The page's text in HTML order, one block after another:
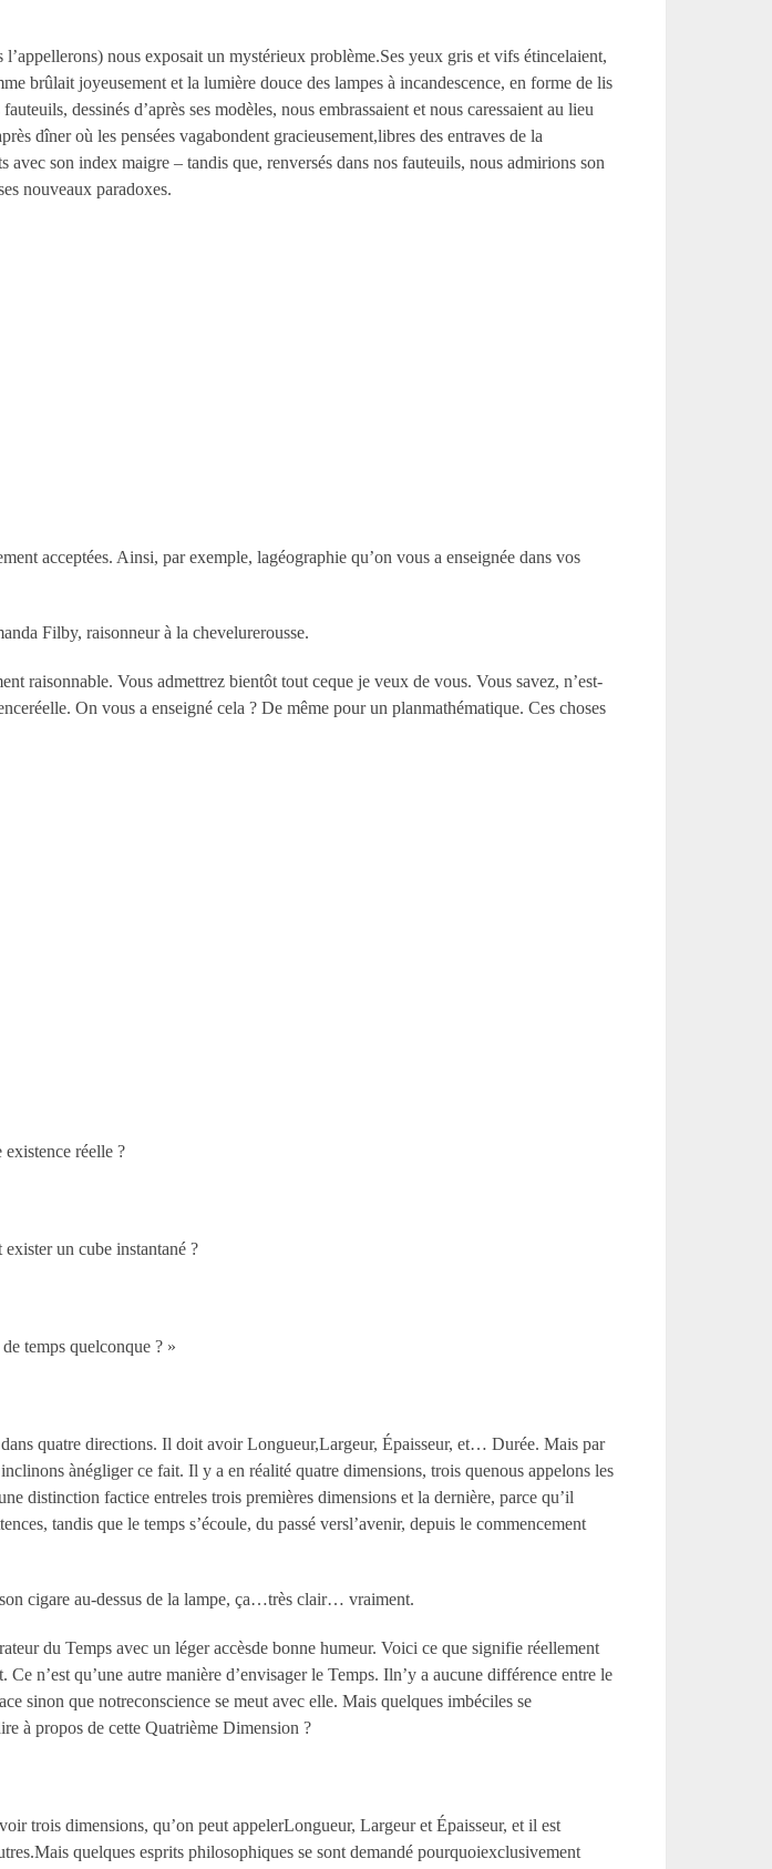
nous exposait un mystérieux problème.Ses yeux gris et vifs étincelaient,
brûlait joyeusement et la lumière douce des lampes à incandescence, en forme de lis
dessinés d’après ses modèles, nous embrassaient et nous caressaient au lieu
dîner où les pensées vagabondent gracieusement,libres des entraves de la
son index maigre – tandis que, renversés dans nos fauteuils, nous admirions son
nouveaux paradoxes.
acceptées. Ainsi, par exemple, lagéographie qu’on vous a enseignée dans vos
Filby, raisonneur à la chevelurerousse.
raisonnable. Vous admettrez bientôt tout ceque je veux de vous. Vous savez, n’est-
On vous a enseigné cela ? De même pour un planmathématique. Ces choses
réelle ?
un cube instantané ?
temps quelconque ? »
quatre directions. Il doit avoir Longueur,Largeur, Épaisseur, et… Durée. Mais par
ànégliger ce fait. Il y a en réalité quatre dimensions, trois quenous appelons les
distinction factice entreles trois premières dimensions et la dernière, parce qu’il
tandis que le temps s’écoule, du passé versl’avenir, depuis le commencement
cigare au-dessus de la lampe, ça…très clair… vraiment.
du Temps avec un léger accèsde bonne humeur. Voici ce que signifie réellement
n’est qu’une autre manière d’envisager le Temps. Iln’y a aucune différence entre le
sinon que notreconscience se meut avec elle. Mais quelques imbéciles se
à propos de cette Quatrième Dimension ?
trois dimensions, qu’on peut appelerLongueur, Largeur et Épaisseur, et il est
quelques esprits philosophiques se sont demandé pourquoiexclusivement